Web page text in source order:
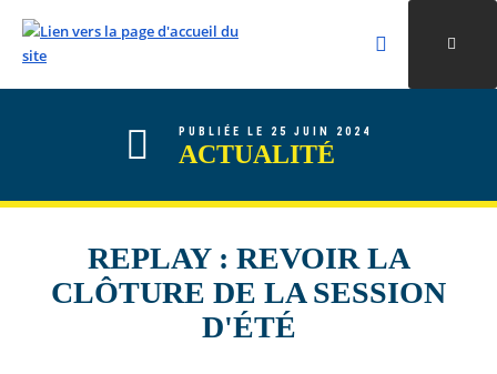
ALLER AU CONTENU
ALLER AU MENU
ALLER À LA RECHERCHE
Rechercher
Valider la
PUBLIÉE LE 25 JUIN 2024
ACTUALITÉ
REPLAY : REVOIR LA
CLÔTURE DE LA SESSION
D'ÉTÉ